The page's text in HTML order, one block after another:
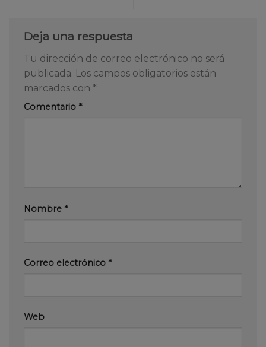
Deja una respuesta
Tu dirección de correo electrónico no será
publicada. Los campos obligatorios están
marcados con *
Comentario *
Nombre *
Correo electrónico *
Web